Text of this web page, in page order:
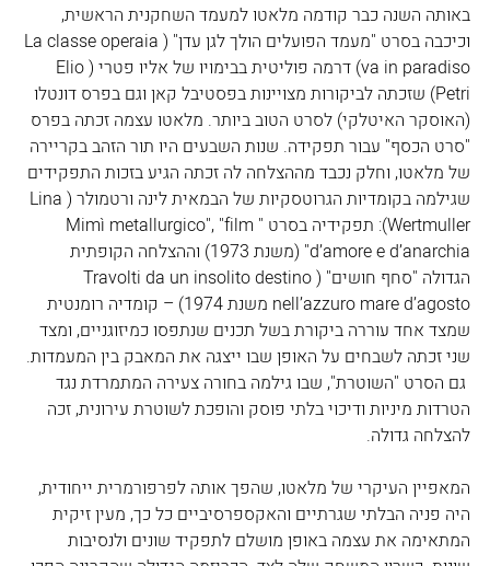
באותה השנה כבר קודמה מלאטו למעמד השחקנית הראשית,
וכיכבה בסרט "מעמד הפועלים הולך לגן עדן" (La classe operaia
va in paradiso) דרמה פוליטית בבימויו של אליו פטרי (Elio
Petri) שזכתה לביקורות מצויינות בפסטיבל קאן וגם בפרס דונטלו
(האוסקר האיטלקי) לסרט הטוב ביותר. מלאטו עצמה זכתה בפרס
"סרט הכסף" עבור תפקידה. שנות השבעים היו תור הזהב בקריירה
של מלאטו, וחלק נכבד מההצלחה לה זכתה הגיע בזכות התפקידים
שגילמה בקומדיות הגרוטסקיות של הבמאית לינה ורטמולר (Lina
Wertmuller): תפקידיה בסרט "Mimì metallurgico", "film
d’amore e d’anarchia" (משנת 1973) וההצלחה הקופתית
הגדולה "סחף חושים" (Travolti da un insolito destino
nell’azzuro mare d’agosto משנת 1974) – קומדיה רומנטית
שמצד אחד עוררה ביקורת בשל תכנים שנתפסו כמיזוגניים, ומצד
שני זכתה לשבחים על האופן שבו ייצגה את המאבק בין המעמדות.
גם הסרט "השוטרת", שבו גילמה בחורה צעירה המתמרדת נגד
הטרדות מיניות ודיכוי בלתי פוסק והופכת לשוטרת עירונית, זכה
להצלחה גדולה.
המאפיין העיקרי של מלאטו, שהפך אותה לפרפורמרית ייחודית,
היה פניה הבלתי שגרתיים והאקספרסיביים כל כך, מעין זיקית
המתאימה את עצמה באופן מושלם לתפקיד שונים ולנסיבות